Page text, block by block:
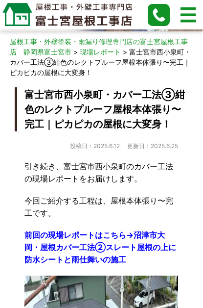
現場レポート
屋根工事・外壁塗装・雨漏り修理専門店の富士宮屋根工事
店 静岡県富士宮市 > 現場レポート > 富士宮市西小泉町・
カバー工法③紺色のレクトプルーフ屋根本体張り〜完工｜
ピカピカの屋根に大変身！
富士宮市西小泉町・カバー工法③紺
色のレクトプルーフ屋根本体張り〜
完工｜ピカピカの屋根に大変身！
投稿日：2025.6.12 更新日：2025.6.25
引き続き、富士宮市西小泉町のカバー工法
の現場レポートをお届けします。
今回ご紹介する工程は、屋根本体張り〜完
工です。
前回の現場レポートはこちら→沼津市大
岡・屋根カバー工法②スレート屋根の上に
防水シートと雨仕舞いの施工